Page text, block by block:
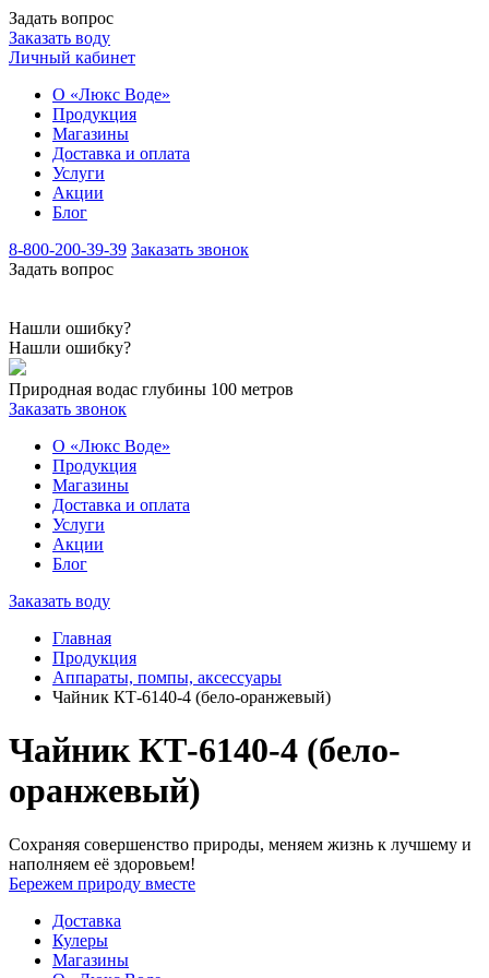
Задать вопрос
Заказать воду
Личный кабинет
О «Люкс Воде»
Продукция
Магазины
Доставка и оплата
Услуги
Акции
Блог
8-800-200-39-39 Заказать звонок
Задать вопрос
Нашли ошибку?
Нашли ошибку?
Природная водас глубины 100 метров
Заказать звонок
О «Люкс Воде»
Продукция
Магазины
Доставка и оплата
Услуги
Акции
Блог
Заказать воду
Главная
Продукция
Аппараты, помпы, аксессуары
Чайник КТ-6140-4 (бело-оранжевый)
Чайник КТ-6140-4 (бело-
оранжевый)
Сохраняя совершенство природы, меняем жизнь к лучшему и
наполняем её здоровьем!
Бережем природу вместе
Доставка
Кулеры
Магазины